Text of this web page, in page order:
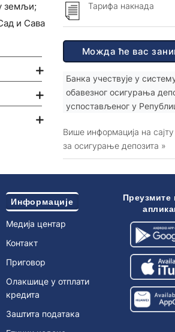
земљи;
и Сава
Тарифа накнада
Можда ће вас
Банка учествује у
обавезног осигурања
успостављеног у
Више информација на сајту
за осигурање депозита »
Информације
Медија центар
Контакт
Приговор
Олакшице у отплати
кредита
Заштита података
Преузмите